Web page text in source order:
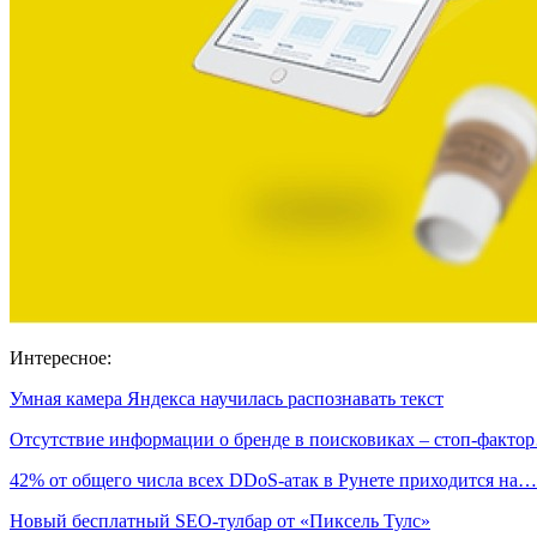
Интересное:
Умная камера Яндекса научилась распознавать текст
Отсутствие информации о бренде в поисковиках – стоп-
42% от общего числа всех DDoS-атак в Рунете приходится на…
Новый бесплатный SEO-тулбар от «Пиксель Тулс»